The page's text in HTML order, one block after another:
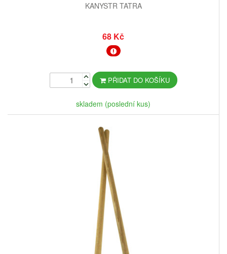
KANYSTR TATRA
68 Kč
PŘIDAT DO KOŠÍKU
skladem (poslední kus)